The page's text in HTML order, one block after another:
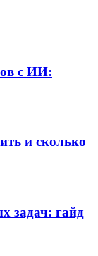
с ИИ:
и сколько
задач: гайд